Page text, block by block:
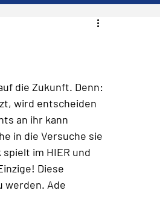
die Zukunft. Denn:
wird entscheiden
an ihr kann
in die Versuche sie
im HIER und
Diese
werden. Ade